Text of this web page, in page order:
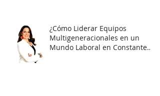
¿Cómo Liderar Equipos
Multigeneracionales en un
Mundo Laboral en Constante